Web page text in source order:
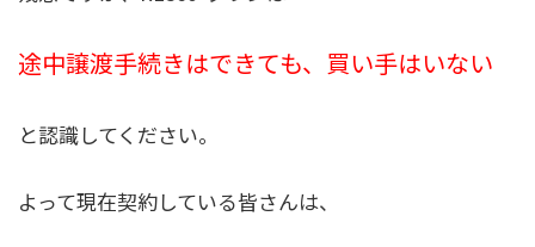
途中譲渡手続きはできても、買い手はいない
と認識してください。
よって現在契約している皆さんは、